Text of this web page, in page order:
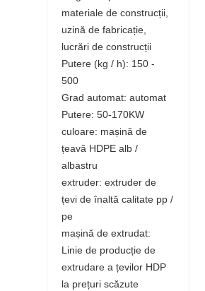
materiale de construcții,
uzină de fabricație,
lucrări de construcții
Putere (kg / h): 150 -
500
Grad automat: automat
Putere: 50-170KW
culoare: mașină de
țeavă HDPE alb /
albastru
extruder: extruder de
țevi de înaltă calitate pp /
pe
mașină de extrudat:
Linie de producție de
extrudare a țevilor HDP
la prețuri scăzute